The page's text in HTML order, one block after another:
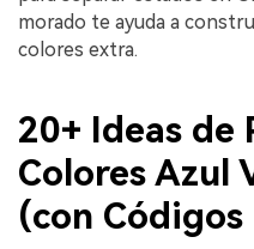
morado te ayuda a
colores extra.
20+ Ideas de
Colores Azul
(con Códigos